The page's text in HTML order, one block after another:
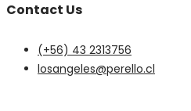
Contact Us
(+56) 43 2313756
losangeles@perello.cl